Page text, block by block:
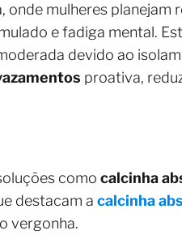
onde mulheres planejam
e fadiga mental.
devido ao
proativa,
como calcinha
destacam a calcinha
vergonha.